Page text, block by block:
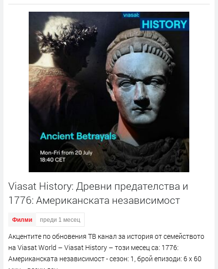
Viasat History: Древни предателства и
1776: Американската независимост
Филми преди 1 месец
Акцентите по обновения ТВ канал за история от семейството
на Viasat World – Viasat History – този месец са: 1776:
Американската независимост - сезон: 1, брой епизоди: 6 x 60